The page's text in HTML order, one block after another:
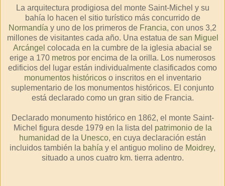
La arquitectura prodigiosa del monte Saint-Michel y su
bahía lo hacen el sitio turístico más concurrido de
Normandía y uno de los primeros de Francia, con unos 3,2
millones de visitantes cada año. Una estatua de san Miguel
Arcángel colocada en la cumbre de la iglesia abacial se
erige a 170 metros por encima de la orilla. Los numerosos
edificios del lugar están individualmente clasificados como
monumentos históricoso inscritos en el inventario
suplementario de los monumentos históricos. El conjunto
está declarado como un gran sitio de Francia.
Declarado monumento histórico en 1862, el monte Saint-
Michel figura desde 1979 en la lista del patrimonio de la
humanidad de la Unesco, en cuya declaración están
incluidos también la bahía y el antiguo molino de Moidrey,
situado a unos cuatro km. tierra adentro.